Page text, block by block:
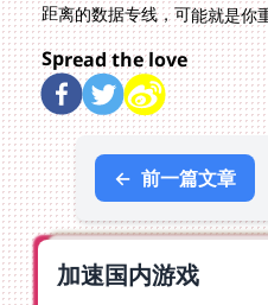
距离的数据专线，可能就是你
Spread the love
← 前一篇文章
加速国内游戏